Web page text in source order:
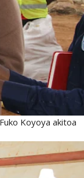
Koyoya akitoa